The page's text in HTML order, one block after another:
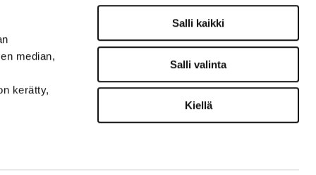
median,
kerätty,
Salli kaikki
Salli valinta
Kiellä